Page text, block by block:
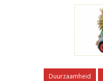
Duurzaamheid